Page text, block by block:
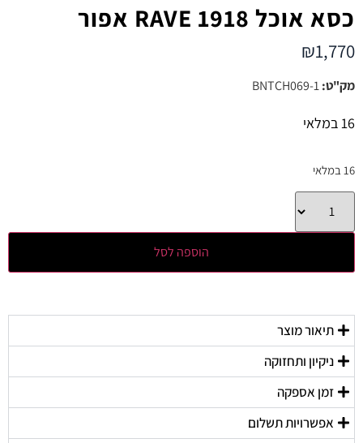
כסא אוכל RAVE 1918 אפור
₪1,770
מק"ט:BNTCH069-1
16 במלאי
16 במלאי
הוספה לסל
תיאור מוצר
ניקיון ותחזוקה
זמן אספקה
אפשרויות תשלום